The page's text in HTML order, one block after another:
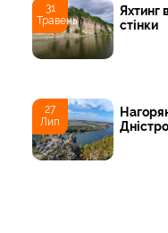
31
Травень
Яхтинг
стінки
27
Лип